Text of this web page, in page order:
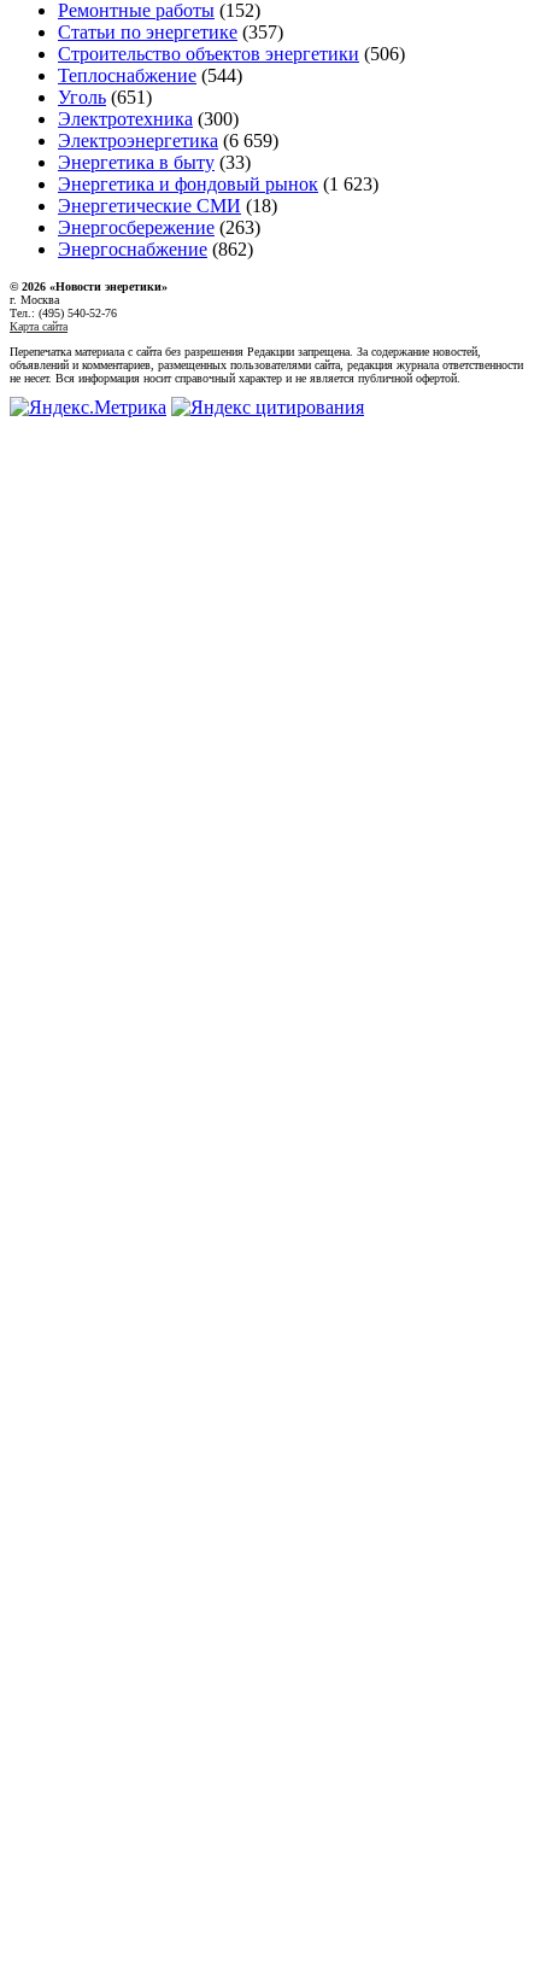
Ремонтные работы (152)
Статьи по энергетике (357)
Строительство объектов энергетики (506)
Теплоснабжение (544)
Уголь (651)
Электротехника (300)
Электроэнергетика (6 659)
Энергетика в быту (33)
Энергетика и фондовый рынок (1 623)
Энергетические СМИ (18)
Энергосбережение (263)
Энергоснабжение (862)
© 2026 «Новости энеретики»
г. Москва
Тел.: (495) 540-52-76
Карта сайта
Перепечатка материала с сайта без разрешения Редакции запрещена. За содержание новостей,
объявлений и комментариев, размещенных пользователями сайта, редакция журнала ответственности
не несет. Вся информация носит справочный характер и не является публичной офертой.